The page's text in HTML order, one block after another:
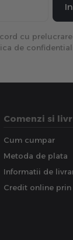
cu
de
Comenzi si
Cum cumpar
Metoda de plata
Informatii de
Credit online prin